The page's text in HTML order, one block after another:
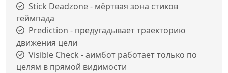
Stick Deadzone - мёртвая зона стиков
геймпада
Prediction - предугадывает траекторию
движения цели
Visible Check - аимбот работает только по
целям в прямой видимости